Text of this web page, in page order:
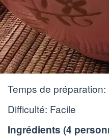
Temps de préparation:
Difficulté: Facile
Ingrédients (4